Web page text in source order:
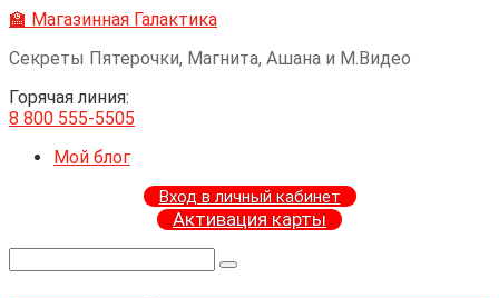
Перейти
контенту
🏫 Магазинная Галактика
Секреты Пятерочки, Магнита, Ашана и М.Видео
Горячая линия:
8 800 555-5505
Мой блог
Вход в личный кабинет
Активация карты